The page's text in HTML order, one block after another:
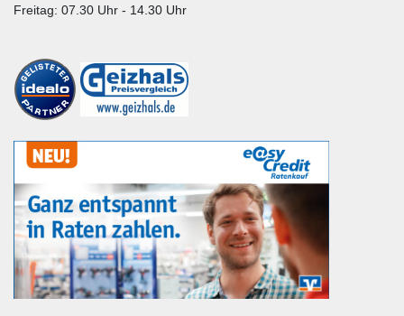
Freitag: 07.30 Uhr - 14.30 Uhr